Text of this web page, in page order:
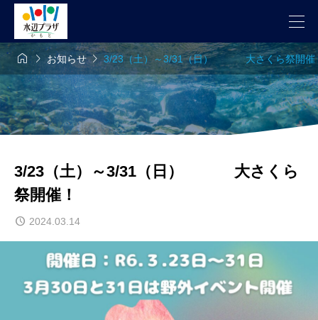
 お知らせ3/23（土）～3/31（日） 大さくら祭開催
3/23（土）～3/31（日） 大さくら
祭開催！
2024.03.14